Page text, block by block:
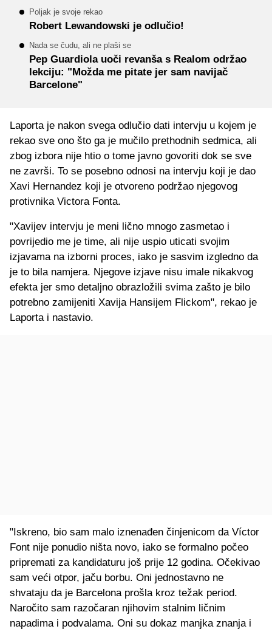
Poljak je svoje rekao
Robert Lewandowski je odlučio!
Nada se čudu, ali ne plaši se
Pep Guardiola uoči revanša s Realom održao
lekciju: "Možda me pitate jer sam navijač
Barcelone"
Laporta je nakon svega odlučio dati intervju u kojem je
rekao sve ono što ga je mučilo prethodnih sedmica, ali
zbog izbora nije htio o tome javno govoriti dok se sve
ne završi. To se posebno odnosi na intervju koji je dao
Xavi Hernandez koji je otvoreno podržao njegovog
protivnika Victora Fonta.
"Xavijev intervju je meni lično mnogo zasmetao i
povrijedio me je time, ali nije uspio uticati svojim
izjavama na izborni proces, iako je sasvim izgledno da
je to bila namjera. Njegove izjave nisu imale nikakvog
efekta jer smo detaljno obrazložili svima zašto je bilo
potrebno zamijeniti Xavija Hansijem Flickom", rekao je
Laporta i nastavio.
"Iskreno, bio sam malo iznenađen činjenicom da Víctor
Font nije ponudio ništa novo, iako se formalno počeo
pripremati za kandidaturu još prije 12 godina. Očekivao
sam veći otpor, jaču borbu. Oni jednostavno ne
shvataju da je Barcelona prošla kroz težak period.
Naročito sam razočaran njihovim stalnim ličnim
napadima i podvalama. Oni su dokaz manjka znanja i